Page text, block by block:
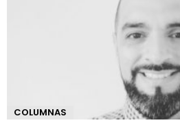
COLUMNAS